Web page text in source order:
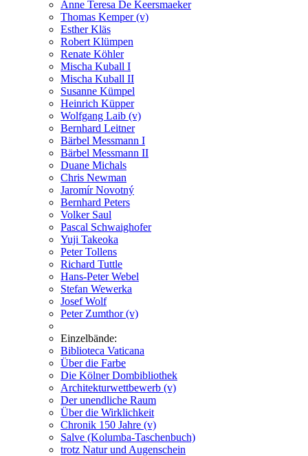
Anne Teresa De Keersmaeker
Thomas Kemper (v)
Esther Kläs
Robert Klümpen
Renate Köhler
Mischa Kuball I
Mischa Kuball II
Susanne Kümpel
Heinrich Küpper
Wolfgang Laib (v)
Bernhard Leitner
Bärbel Messmann I
Bärbel Messmann II
Duane Michals
Chris Newman
Jaromír Novotný
Bernhard Peters
Volker Saul
Pascal Schwaighofer
Yuji Takeoka
Peter Tollens
Richard Tuttle
Hans-Peter Webel
Stefan Wewerka
Josef Wolf
Peter Zumthor (v)
Einzelbände:
Biblioteca Vaticana
Über die Farbe
Die Kölner Dombibliothek
Architekturwettbewerb (v)
Der unendliche Raum
Über die Wirklichkeit
Chronik 150 Jahre (v)
Salve (Kolumba-Taschenbuch)
trotz Natur und Augenschein